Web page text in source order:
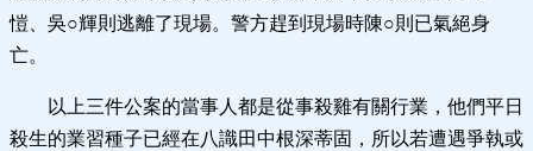
愷、吳○輝則逃離了現場。警方趕到現場時陳○則已氣絕身
亡。
以上三件公案的當事人都是從事殺雞有關行業，他們平日
殺生的業習種子已經在八識田中根深蒂固，所以若遭遇爭執或